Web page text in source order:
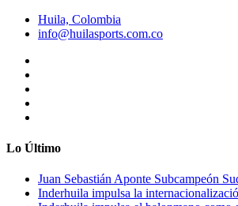
Huila, Colombia
info@huilasports.com.co
Lo Último
Juan Sebastián Aponte Subcampeón
Inderhuila impulsa la